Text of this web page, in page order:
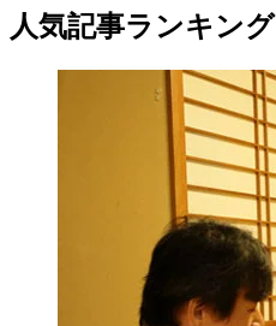
人気記事ランキング